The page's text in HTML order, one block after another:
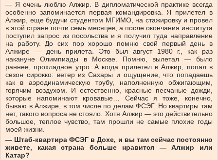
— Я очень люблю Алжир. В дипломатической практике всегда
особенно запоминается первая командировка. Я прилетел в
Алжир, еще будучи студентом МГИМО, на стажировку и провел
в этой стране почти семь месяцев, а после окончания института
поступил запрос из посольства и я получил туда направление
на работу. До сих пор хорошо помню свой первый день в
Алжире — день прилета. Это был август 1980 г., как раз
накануне Олимпиады в Москве. Помню, вылетал — было
раннее, прохладное утро. А когда прилетел в Алжир, попал в
сезон сирокко: ветер из Сахары и ощущение, что попадаешь
как в аэродинамическую трубу, наполненную обжигающим,
горячим воздухом. И естественно, красные песчаные дожди,
которые напоминают кровавые… Сейчас я тоже, конечно,
бываю в Алжире, в том числе по делам ФСЭГ. Но квартиры там
нет, такого вопроса не стояло. Хотя Алжир — это действительно
большое, теплое чувство, там прошли не самые плохие годы
моей жизни.
— Штаб-квартира ФСЭГ в Дохе, и вы там сейчас постоянно
живете, какая страна больше нравится — Алжир или
Катар?